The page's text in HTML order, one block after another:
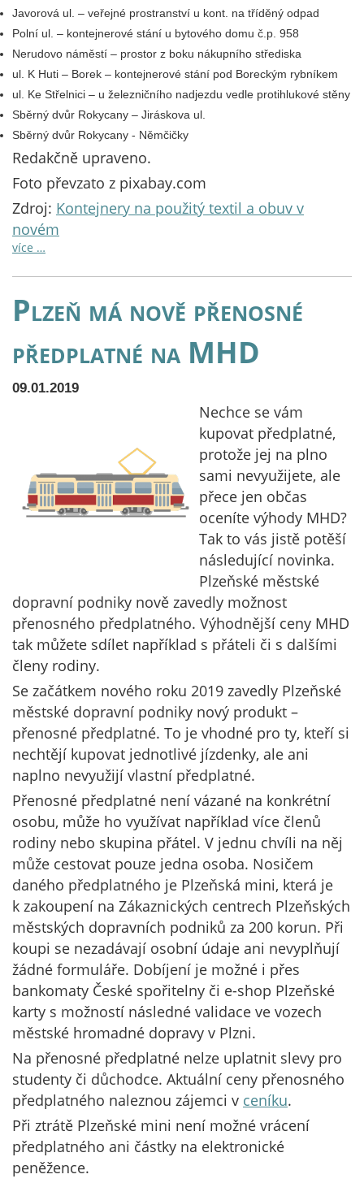
Javorová ul. – veřejné prostranství u kont. na tříděný odpad
Polní ul. – kontejnerové stání u bytového domu č.p. 958
Nerudovo náměstí – prostor z boku nákupního střediska
ul. K Huti – Borek – kontejnerové stání pod Boreckým rybníkem
ul. Ke Střelnici – u železničního nadjezdu vedle protihlukové stěny
Sběrný dvůr Rokycany – Jiráskova ul.
Sběrný dvůr Rokycany - Němčičky
Redakčně upraveno.
Foto převzato z pixabay.com
Zdroj: Kontejnery na použitý textil a obuv v
novém
více …
Plzeň má nově přenosné
předplatné na MHD
09.01.2019
Nechce se vám
kupovat předplatné,
protože jej na plno
sami nevyužijete, ale
přece jen občas
oceníte výhody MHD?
Tak to vás jistě potěší
následující novinka.
Plzeňské městské
dopravní podniky nově zavedly možnost
přenosného předplatného. Výhodnější ceny MHD
tak můžete sdílet například s přáteli či s dalšími
členy rodiny.
Se začátkem nového roku 2019 zavedly Plzeňské
městské dopravní podniky nový produkt –
přenosné předplatné. To je vhodné pro ty, kteří si
nechtějí kupovat jednotlivé jízdenky, ale ani
naplno nevyužijí vlastní předplatné.
Přenosné předplatné není vázané na konkrétní
osobu, může ho využívat například více členů
rodiny nebo skupina přátel. V jednu chvíli na něj
může cestovat pouze jedna osoba. Nosičem
daného předplatného je Plzeňská mini, která je
k zakoupení na Zákaznických centrech Plzeňských
městských dopravních podniků za 200 korun. Při
koupi se nezadávají osobní údaje ani nevyplňují
žádné formuláře. Dobíjení je možné i přes
bankomaty České spořitelny či e-shop Plzeňské
karty s možností následné validace ve vozech
městské hromadné dopravy v Plzni.
Na přenosné předplatné nelze uplatnit slevy pro
studenty či důchodce. Aktuální ceny přenosného
předplatného naleznou zájemci v ceníku.
Při ztrátě Plzeňské mini není možné vrácení
předplatného ani částky na elektronické
peněžence.